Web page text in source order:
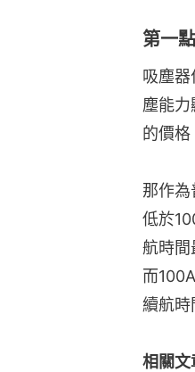
第一
吸塵
塵能
的價格
那作
低於
航時間
而
續航時
相關文